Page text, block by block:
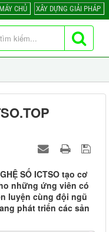
CHỦ XÂY DỰNG GIẢI PHÁP
SỐ ICTSO tạo cơ
những ứng viên có
luyện cùng đội ngũ
phát triển các sản